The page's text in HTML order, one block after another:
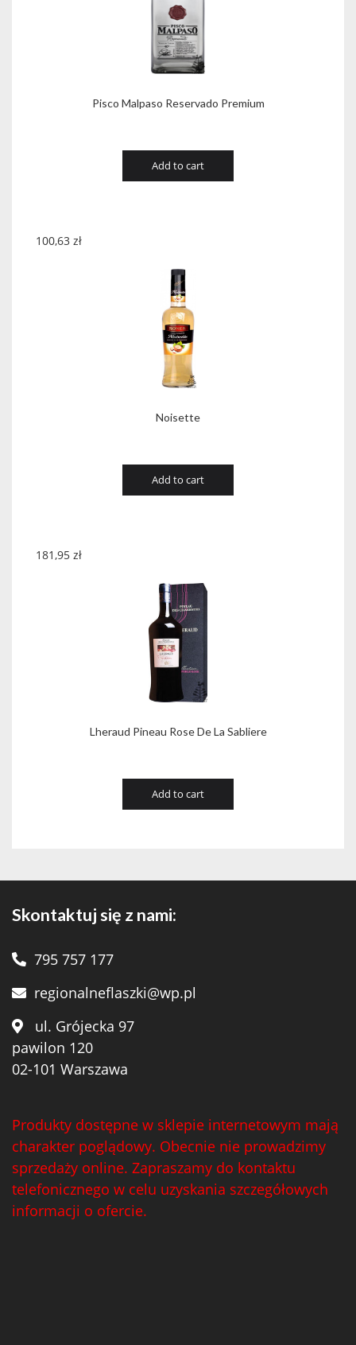
Pisco Malpaso Reservado Premium
Add to cart
Noisette
100,63 zł
Add to cart
Lheraud Pineau Rose De La Sabliere
181,95 zł
Add to cart
Skontaktuj się z nami:
795 757 177
regionalneflaszki@wp.pl
ul. Grójecka 97
pawilon 120
02-101 Warszawa
Produkty dostępne w sklepie internetowym mają
charakter poglądowy. Obecnie nie prowadzimy
sprzedaży online. Zapraszamy do kontaktu
telefonicznego w celu uzyskania szczegółowych
informacji o ofercie.